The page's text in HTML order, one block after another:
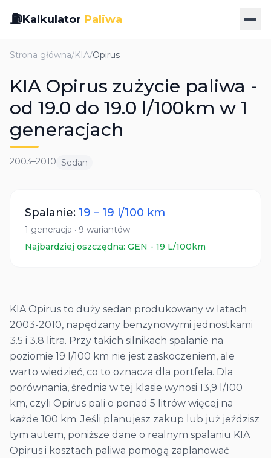
⛽Kalkulator Paliwa
Strona główna/KIA/Opirus
KIA Opirus zużycie paliwa -
od 19.0 do 19.0 l/100km w 1
generacjach
2003–2010 Sedan
Spalanie: 19 – 19 l/100 km
1 generacja · 9 wariantów
Najbardziej oszczędna: GEN - 19 L/100km
KIA Opirus to duży sedan produkowany w latach
2003-2010, napędzany benzynowymi jednostkami
3.5 i 3.8 litra. Przy takich silnikach spalanie na
poziomie 19 l/100 km nie jest zaskoczeniem, ale
warto wiedzieć, co to oznacza dla portfela. Dla
porównania, średnia w tej klasie wynosi 13,9 l/100
km, czyli Opirus pali o ponad 5 litrów więcej na
każde 100 km. Jeśli planujesz zakup lub już jeździsz
tym autem, poniższe dane o realnym spalaniu KIA
Opirus i kosztach paliwa pomogą zaplanować